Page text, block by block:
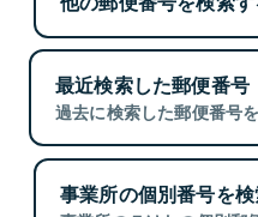
最近検索した郵便番号
過去に検索した郵便番号
事業所の個別番号を